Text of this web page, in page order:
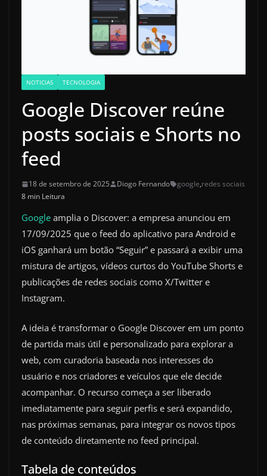
NOTICIAS TECNOLOGIA
Google Discover reúne
posts sociais e Shorts no
feed
18 de setembro de 2025 Diogo Fernando google,redes sociais
8 min Leitura
Google amplia o Discover: a empresa anunciou em
17/09/2025 que o feed do aplicativo para Android e
iOS ganhará um botão “Seguir” e passará a exibir uma
mistura de artigos, vídeos curtos do YouTube Shorts e
publicações de redes sociais como X/Twitter e
Instagram.
A ideia é transformar o Google Discover em um ponto
de partida mais útil e personalizado para explorar a
web, com curadoria baseada nos interesses do
usuário e nos criadores e veículos que ele decide
acompanhar. O recurso começa a ser liberado
imediatamente para seguir perfis e será expandido,
nas próximas semanas, para integrar os novos tipos
de conteúdo diretamente no feed principal.
Tabela de conteúdos